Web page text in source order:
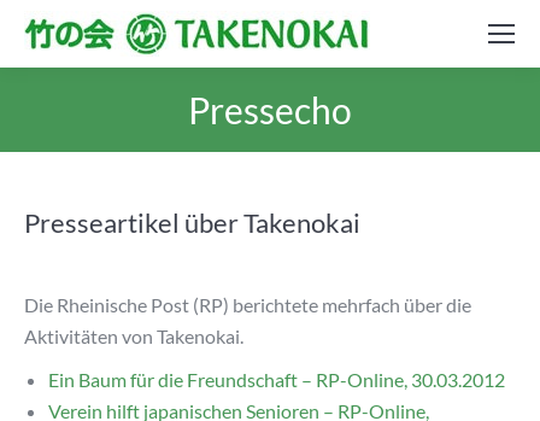
Pressecho
Presseartikel über Takenokai
Die Rheinische Post (RP) berichtete mehrfach über die
Aktivitäten von Takenokai.
Ein Baum für die Freundschaft – RP-Online, 30.03.2012
Verein hilft japanischen Senioren – RP-Online,